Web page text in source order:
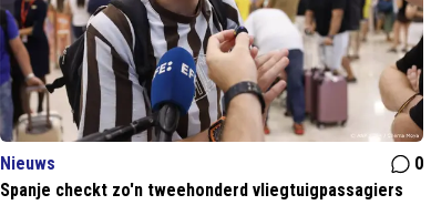
Nieuws
0
Spanje checkt zo'n tweehonderd vliegtuigpassagiers